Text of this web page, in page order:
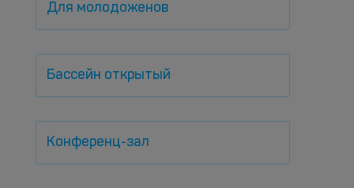
Для молодоженов
Бассейн открытый
Конференц-зал